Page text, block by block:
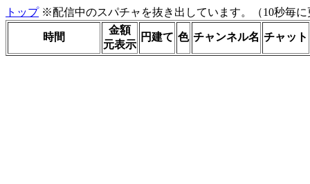
トップ※配信中のスパチャを抜き出しています。（10秒毎に
時間
金額
元表示
円建て 色 チャンネル名 チャット